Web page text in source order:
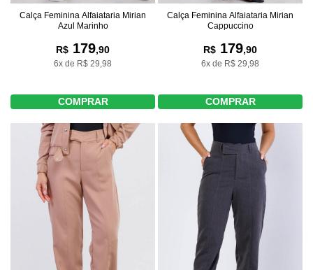
Calça Feminina Alfaiataria Mirian
Azul Marinho
R$ 179,90
6x de R$ 29,98
COMPRAR
Calça Feminina Alfaiataria Mirian
Cappuccino
R$ 179,90
6x de R$ 29,98
COMPRAR